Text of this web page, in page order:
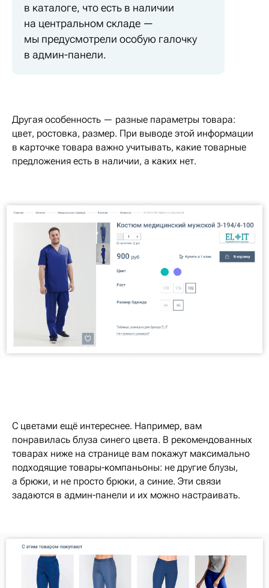
в каталоге, что есть в наличии
на центральном складе —
мы предусмотрели особую галочку
в админ-панели.
Другая особенность — разные параметры товара:
цвет, ростовка, размер. При выводе этой информации
в карточке товара важно учитывать, какие товарные
предложения есть в наличии, а каких нет.
С цветами ещё интереснее. Например, вам
понравилась блуза синего цвета. В рекомендованных
товарах ниже на странице вам покажут максимально
подходящие товары-компаньоны: не другие блузы,
а брюки, и не просто брюки, а синие. Эти связи
задаются в админ-панели и их можно настраивать.